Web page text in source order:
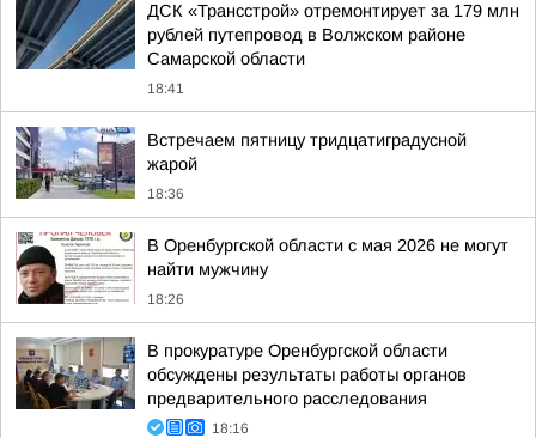
ДСК «Трансстрой» отремонтирует за 179 млн
рублей путепровод в Волжском районе
Самарской области
18:41
Встречаем пятницу тридцатиградусной
жарой
18:36
В Оренбургской области с мая 2026 не могут
найти мужчину
18:26
В прокуратуре Оренбургской области
обсуждены результаты работы органов
предварительного расследования
18:16